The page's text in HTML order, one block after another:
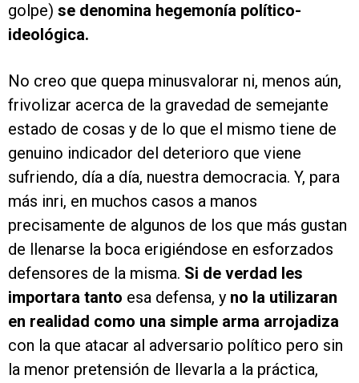
golpe) se denomina hegemonía político-
ideológica.
No creo que quepa minusvalorar ni, menos aún,
frivolizar acerca de la gravedad de semejante
estado de cosas y de lo que el mismo tiene de
genuino indicador del deterioro que viene
sufriendo, día a día, nuestra democracia. Y, para
más inri, en muchos casos a manos
precisamente de algunos de los que más gustan
de llenarse la boca erigiéndose en esforzados
defensores de la misma. Si de verdad les
importara tanto esa defensa, y no la utilizaran
en realidad como una simple arma arrojadiza
con la que atacar al adversario político pero sin
la menor pretensión de llevarla a la práctica,